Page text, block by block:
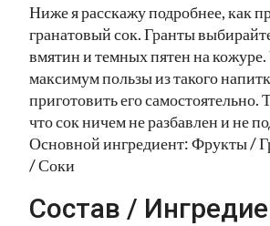
Ниже я расскажу подробнее, как
гранатовый сок. Гранты
вмятин и темных пятен на
максимум пользы из такого
приготовить его самостоятельно.
что сок ничем не разбавлен и не
Основной ингредиент: Фрукты /
/ Соки
Состав /